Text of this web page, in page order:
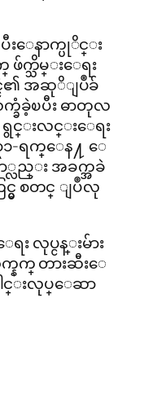
းေနာက္ပုိင္း
က္သိမ္းေရး
၏ အဆုိျပဳခ်
ခံခဲ့ၿပီး ဓာတုလ
ရွင္းလင္းေရး
၁-ရက္ေန႔ ေ
လည္း အခက္အခဲ
မွ စတင္ ျပဳလု
လုပ္ငန္းမ်ား
က္ တားဆီးေ
ါင္းလုပ္ေဆာ